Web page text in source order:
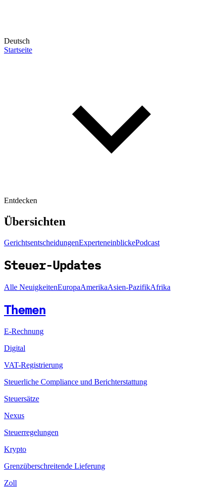
Deutsch
Startseite
Entdecken
Übersichten
GerichtsentscheidungenExperteneinblickePodcast
Steuer-Updates
Alle NeuigkeitenEuropaAmerikaAsien-PazifikAfrika
Themen
E-Rechnung
Digital
VAT-Registrierung
Steuerliche Compliance und Berichterstattung
Steuersätze
Nexus
Steuerregelungen
Krypto
Grenzüberschreitende Lieferung
Zoll